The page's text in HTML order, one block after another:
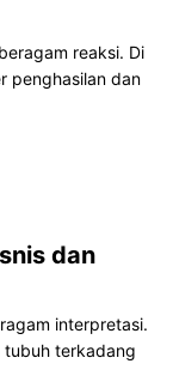
reaksi. Di
penghasilan dan
dan
interpretasi.
tubuh terkadang